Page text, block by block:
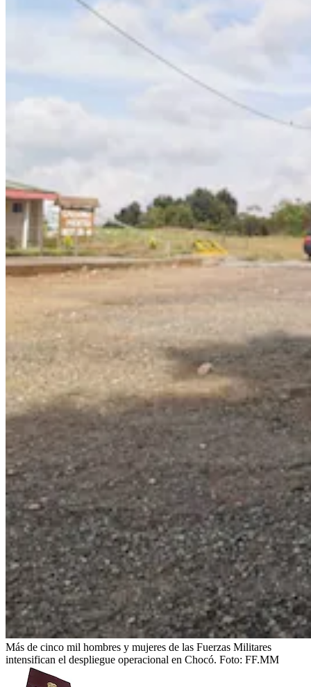
Más de cinco mil hombres y mujeres de las Fuerzas Militares
intensifican el despliegue operacional en Chocó. Foto: FF.MM